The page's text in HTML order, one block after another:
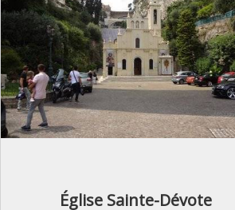
Église Sainte-Dévote